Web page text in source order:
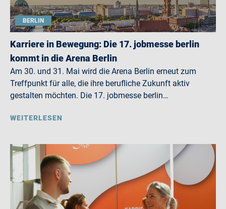
BERLIN
Karriere in Bewegung: Die 17. jobmesse berlin
kommt in die Arena Berlin
Am 30. und 31. Mai wird die Arena Berlin erneut zum
Treffpunkt für alle, die ihre berufliche Zukunft aktiv
gestalten möchten. Die 17. jobmesse berlin…
WEITERLESEN